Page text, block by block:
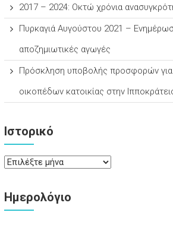
2017 – 2024: Οκτώ χρόνια
Πυρκαγιά Αυγούστου 2021 –
αποζημιωτικές αγωγές
Πρόσκληση υποβολής προσφορών
οικοπέδων κατοικίας στην
Ιστορικό
Ιστορικό
Ημερολόγιο